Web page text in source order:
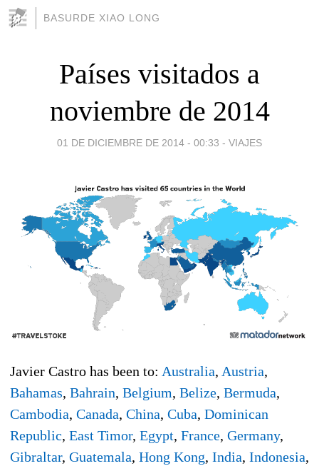
BASURDE XIAO LONG
Países visitados a
noviembre de 2014
01 DE DICIEMBRE DE 2014 - 00:33 - VIAJES
Javier Castro has been to: Australia, Austria,
Bahamas, Bahrain, Belgium, Belize, Bermuda,
Cambodia, Canada, China, Cuba, Dominican
Republic, East Timor, Egypt, France, Germany,
Gibraltar, Guatemala, Hong Kong, India, Indonesia,